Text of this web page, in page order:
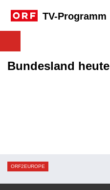
TV-Programm
Bundesland heute
ORF2EUROPE